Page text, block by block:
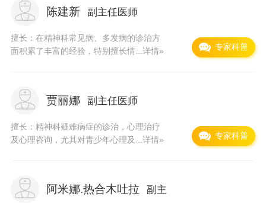
外的学术交流。主办过全国性学术会议。国家院
士、卫生部前副部长均曾来院讲学；也曾与多批
内宾和外宾及台湾客人座谈交流。曾选派多位医
的国际性学术会议；同时还选派学科带头人赴日
质和医院学术水平。医院的多项科研成果。如
炸事件幸存者创伤后应激障碍的研究》等。分别
陈建新 副主任医师
擅长：在精神科常见病、多发病的诊治方
面积累了丰富的经验，特别擅长情...详情» 专家科普
贾丽娜 副主任医师
擅长：精神科疑难病症的诊治，心理治疗
及心理咨询，尤其对青少年心理及...详情» 专家科普
阿米娜.热合木吐拉 副主